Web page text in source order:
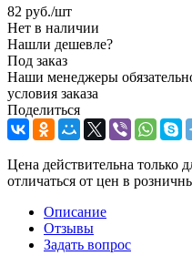
82 руб./шт
Нет в наличии
Нашли дешевле?
Под заказ
Наши менеджеры
условия заказа
Поделиться
Цена действительна только
отличаться от цен в
Описание
Отзывы
Задать вопрос